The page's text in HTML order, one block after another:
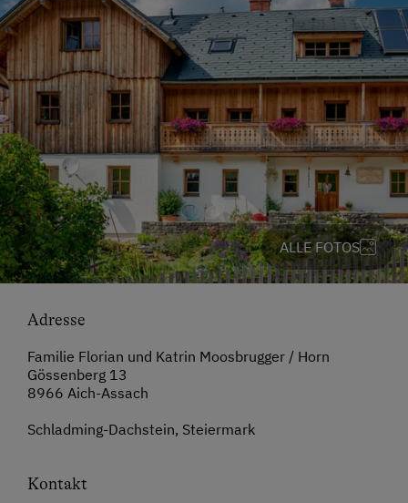
ALLE FOTOS
Adresse
Familie Florian und Katrin Moosbrugger / Horn
Gössenberg 13
8966 Aich-Assach
Schladming-Dachstein, Steiermark
Kontakt